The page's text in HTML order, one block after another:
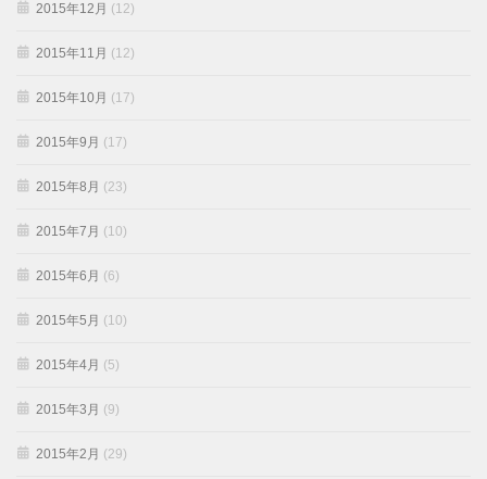
2015年12月 (12)
2015年11月 (12)
2015年10月 (17)
2015年9月 (17)
2015年8月 (23)
2015年7月 (10)
2015年6月 (6)
2015年5月 (10)
2015年4月 (5)
2015年3月 (9)
2015年2月 (29)